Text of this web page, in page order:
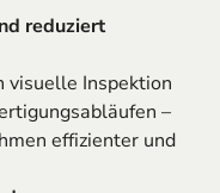
reduziert
visuelle Inspektion
–
effizienter und